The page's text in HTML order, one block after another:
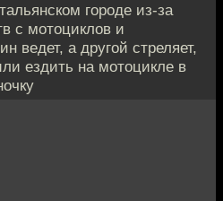
городе из-за
с мотоциклов и
ведет, а другой стреляет,
ездить на мотоцикле в